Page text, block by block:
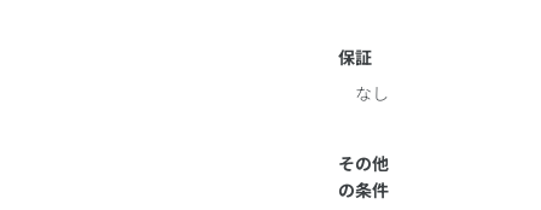
保証
なし
その他
の条件